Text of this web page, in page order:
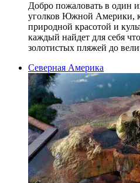
Добро пожаловать в один
уголков Южной Америки,
природной красотой и
каждый найдет для себя
золотистых пляжей до
Северная Америка